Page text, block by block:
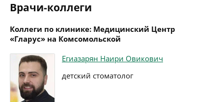
Врачи-коллеги
Коллеги по клинике: Медицинский Центр
«Гларус» на Комсомольской
Егиазарян Наири Овикович
детский стоматолог